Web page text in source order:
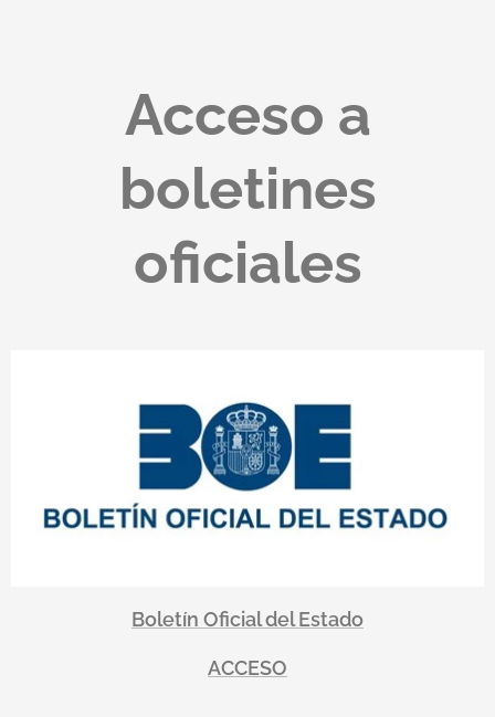
Acceso a
boletines
oficiales
Boletín Oficial del Estado
ACCESO